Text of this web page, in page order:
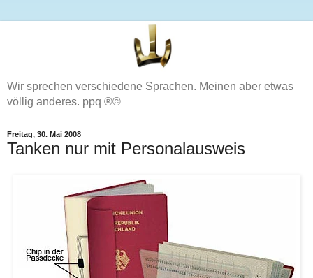
Wir sprechen verschiedene Sprachen. Meinen aber etwas
völlig anderes. ppq ®©
Freitag, 30. Mai 2008
Tanken nur mit Personalausweis